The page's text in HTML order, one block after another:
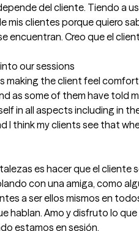
del cliente. Tiendo a
mis clientes porque quiero
encuentran. Creo que el
our sessions
making the client feel
as some of them have told
in all aspects including in
I think my clients see that
es hacer que el cliente
con una amiga, como
a ser ellos mismos en
hablan. Amo y disfruto lo
estamos en sesión.